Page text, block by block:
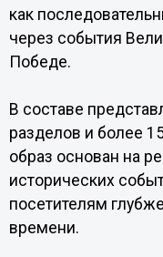
как
через события
Победе.
В составе
разделов и более
образ основан на
исторических
посетителям
времени.